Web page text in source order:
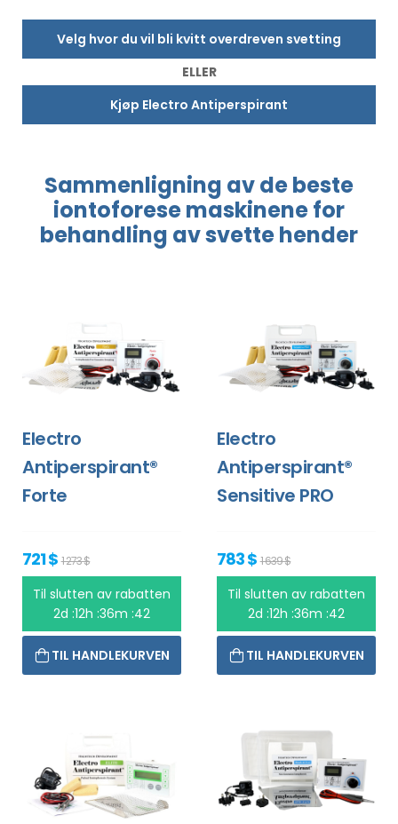
Velg hvor du vil bli kvitt overdreven svetting
ELLER
Kjøp Electro Antiperspirant
Sammenligning av de beste
iontoforesemaskinenefor
behandling av svette hender
Electro
Antiperspirant®
Forte
721 $1 273 $
Til slutten av rabatten
2d :12h :36m :41
TIL HANDLEKURVEN
Electro
Antiperspirant®
Sensitive PRO
783 $1 639 $
Til slutten av rabatten
2d :12h :36m :41
TIL HANDLEKURVEN